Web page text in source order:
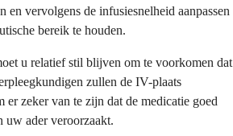
en vervolgens de infusiesnelheid aanpassen
bereik te houden.
u relatief stil blijven om te voorkomen dat
zullen de IV-plaats
er zeker van te zijn dat de medicatie goed
uw ader veroorzaakt.